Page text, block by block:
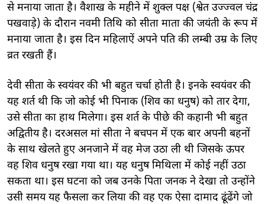
से मनाया जाता है। वैशाख के महीने में शुक्ल पक्ष (श्वेत उज्ज्वल चंद्र
पखवाड़े) के दौरान नवमी तिथि को सीता माता की जयंती के रूप में
मनाया जाता है। इस दिन महिलाऐं अपने पति की लम्बी उम्र के लिए
व्रत रखती हैं।
देवी सीता के स्वयंवर की भी बहुत चर्चा होती है। इनके स्वयंवर की
यह शर्त थी कि जो कोई भी पिनाक (शिव का धनुष) को तार देगा,
उसे सीता का हाथ मिलेगा। इस शर्त के पीछे की कहानी भी बहुत
अद्वितीय है। दरअसल मां सीता ने बचपन में एक बार अपनी बहनों
के साथ खेलते हुए अनजाने में वह मेज उठा ली थी जिसके ऊपर
वह शिव धनुष रखा गया था। यह धनुष मिथिला में कोई नहीं उठा
सकता था। इस घटना को जब उनके पिता जनक ने देखा तो उन्होंने
उसी समय यह फैसला कर लिया की वह एक ऐसा दामाद ढूंढेंगे जो